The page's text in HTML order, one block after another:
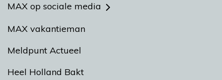
MAX op sociale media
MAX vakantieman
Meldpunt Actueel
Heel Holland Bakt